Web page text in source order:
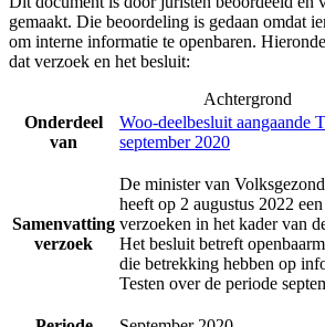
gemaakt. Die beoordeling is gedaan omdat
om interne informatie te openbaren.
dat verzoek en het besluit:
Achtergrond
Onderdeel
van
Woo-deelbesluit aangaande
september 2020
Samenvatting
verzoek
De minister van
heeft op 2 augustus 2022
verzoeken in het kader van
Het besluit betreft
die betrekking hebben op
Testen over de periode